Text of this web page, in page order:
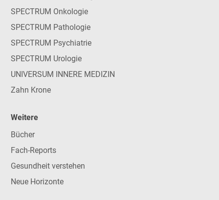
SPECTRUM Onkologie
SPECTRUM Pathologie
SPECTRUM Psychiatrie
SPECTRUM Urologie
UNIVERSUM INNERE MEDIZIN
Zahn Krone
Weitere
Bücher
Fach-Reports
Gesundheit verstehen
Neue Horizonte